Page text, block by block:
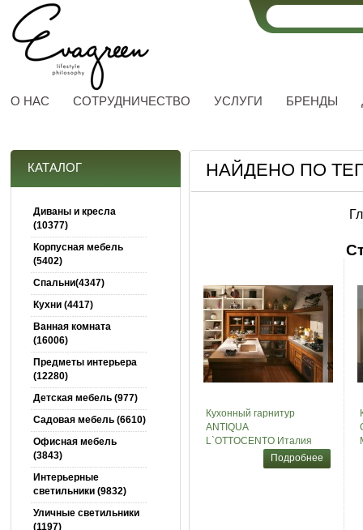
О НАС СОТРУДНИЧЕСТВО УСЛУГИ БРЕНДЫ
КАТАЛОГ
Диваны и кресла
(10377)
Корпусная мебель
(5402)
Спальни(4347)
Кухни (4417)
Ванная комната
(16006)
Предметы интерьера
(12280)
Детская мебель (977)
Садовая мебель (6610)
Офисная мебель
(3843)
Интерьерные
светильники (9832)
Уличные светильники
(1197)
НАЙДЕНО ПО
Кухонный гарнитур
ANTIQUA
L`OTTOCENTO Италия
Подробнее